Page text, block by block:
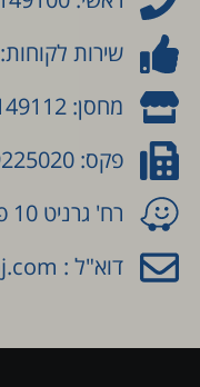
שירות לקוחות: 03-9149107
מחסן: 03-9149112
פקס: 03-9225020
רח' גרניט 10 פתח תקווה
דוא"ל : eng@hortal-proj.com